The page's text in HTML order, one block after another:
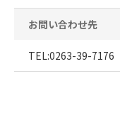
お問い合わせ先
TEL:0263-39-7176